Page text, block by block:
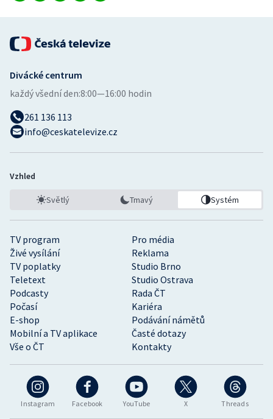
Instagram Facebook YouTube X Threads
TV program
Pro média
Živé vysílání
Reklama
TV poplatky
Studio Brno
Teletext
Studio Ostrava
Podcasty
Rada ČT
Počasí
Kariéra
E-shop
Podávání námětů
Mobilní a TV aplikace
Časté dotazy
Vše o ČT
Kontakty
Divácké centrum
každý všední den:8:00—16:00 hodin
261 136 113
info@ceskatelevize.cz
Vzhled
Světlý Tmavý Systém